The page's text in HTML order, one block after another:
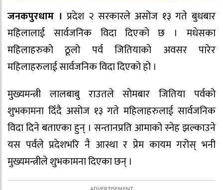
जनकपुरधाम । प्रदेश २ सरकारले असोज १३ गते बुधबार
महिलालाई सार्वजनिक विदा दिएको छ । मधेसका
महिलाहरुको ठूलो पर्व जितियाको अवसर पारेर
महिलाहरुलाई सार्वजनिक विदा दिएको हो ।
मुख्यमन्त्री लालबाबु राउतले सोमबार जितिया पर्वको
शुभकामना दिँदै असोज १३ गते महिलाहरुलाई सार्वजनिक
विदा दिने बताएका हुन् । सन्तानप्रति आमाको स्नेह झल्काउने
यस पर्वले प्रदेशभरि नै आस्था र प्रेम कायम गरोस् भनी
मुख्यमन्त्रीले शुभकामना दिएका छन् ।